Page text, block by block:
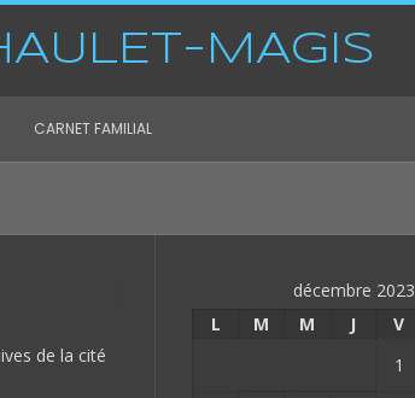
MAGIS
CARNET FAMILIAL
de la cité
décembre 2023
L
M M J V
1